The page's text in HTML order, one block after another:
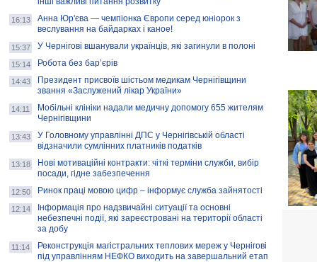
навчальний проєкт "Молодіжна бізнес-
школа", спрямований на розвиток
підприємництва у Чернігівській області
Золота тварина: видання Forbes
написало про чернігівця Патрона: хто і
скільки на ньому заробляє? І куди
витрачають?
16:13
Анна Юр'єва — чемпіонка Європи серед юніорок з
веслування на байдарках і каное!
15:37 У Чернігові вшанували українців, які загинули в полоні
15:14 Робота без бар’єрів
14:43
Президент присвоїв шістьом медикам Чернігівщини
звання «Заслужений лікар України»
14:11
Мобільні клініки надали медичну допомогу 655 жителям
Чернігівщини
13:43
У Головному управлінні ДПС у Чернігівській області
відзначили сумлінних платників податків
13:18
Нові мотиваційні контракти: чіткі терміни служби, вибір
посади, гідне забезпечення
12:50 Ринок праці мовою цифр – інформує служба зайнятості
12:14
Інформація про надзвичайні ситуації та основні
небезпечні події, які зареєстровані на території області
за добу
11:14
Реконструкція магістральних теплових мереж у Чернігові
під управлінням НЕФКО виходить на завершальний етап